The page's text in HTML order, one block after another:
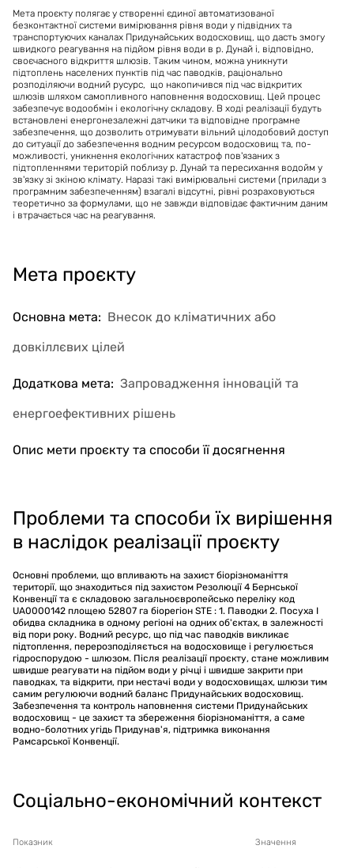
Мета проєкту полягає у створенні єдиної автоматизованої
безконтактної системи вимірювання рівня води у підвідних та
транспортуючих каналах Придунайських водосховищ, що дасть змогу
швидкого реагування на підйом рівня води в р. Дунай і, відповідно,
своєчасного відкриття шлюзів. Таким чином, можна уникнути
підтоплень населених пунктів під час паводків, раціонально
розподіляючи водний русурс, що накопичився під час відкритих
шлюзів шляхом самопливного наповнення водосховищ. Цей процес
забезпечує водообмін і екологічну складову. В ході реалізації будуть
встановлені енергонезалежні датчики та відповідне програмне
забезпечення, що дозволить отримувати вільний цілодобовий доступ
до ситуації до забезпечення водним ресурсом водосховищ та, по-
можливості, уникнення екологічних катастроф пов'язаних з
підтопленнями територій поблизу р. Дунай та пересихання водойм у
зв'язку зі зкіною клімату. Наразі такі вимірювальні системи (прилади з
програмним забезпеченням) взагалі відсутні, рівні розраховуються
теоретично за формулами, що не завжди відповідає фактичним даним
і втрачається час на реагування.
Мета проєкту
Основна мета: Внесок до кліматичних або
довкіллєвих цілей
Додаткова мета: Запровадження інновацій та
енергоефективних рішень
Опис мети проєкту та способи її досягнення
Проблеми та способи їх вирішення
в наслідок реалізації проєкту
Основні проблеми, що впливають на захист біорізноманіття
території, що знаходиться під захистом Резолюції 4 Бернської
Конвенції та є складовою загальноєвропейсько переліку код
UA0000142 площею 52807 га біорегіон STE : 1. Паводки 2. Посуха І
обидва складника в одному регіоні на одних об'єктах, в залежності
від пори року. Водний ресурс, що під час паводків викликає
підтоплення, перерозподіляється на водосховище і регулюється
гідроспорудою - шлюзом. Після реалізації проєкту, стане можливим
швидше реагувати на підйом води у річці і швидше закрити при
паводках, та відкрити, при нестачі води у водосховищах, шлюзи тим
самим регулюючи водний баланс Придунайських водосховищ.
Забезпечення та контроль наповнення системи Придунайських
водосховищ - це захист та збереження біорізноманіття, а саме
водно-болотних угідь Придунав'я, підтримка виконання
Рамсарської Конвенції.
Соціально-економічний контекст
Показник Значення